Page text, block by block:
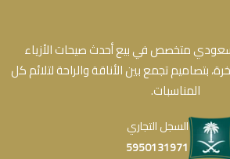
متخصص في بيع أحدث صيحات الأزياء
بتصاميم تجمع بين الأناقة والراحة لتلائم كل
المناسبات.
السجل التجاري
5950131971